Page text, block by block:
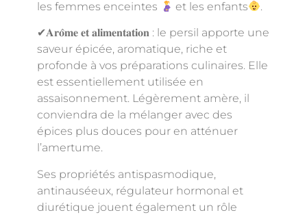
les femmes enceintes et les enfants .
✔𝐀𝐫𝐨̂𝐦𝐞 𝐞𝐭 𝐚𝐥𝐢𝐦𝐞𝐧𝐭𝐚𝐭𝐢𝐨𝐧 : le persil apporte une
saveur épicée, aromatique, riche et
profonde à vos préparations culinaires. Elle
est essentiellement utilisée en
assaisonnement. Légèrement amère, il
conviendra de la mélanger avec des
épices plus douces pour en atténuer
l’amertume.
Ses propriétés antispasmodique,
antinauséeux, régulateur hormonal et
diurétique jouent également un rôle